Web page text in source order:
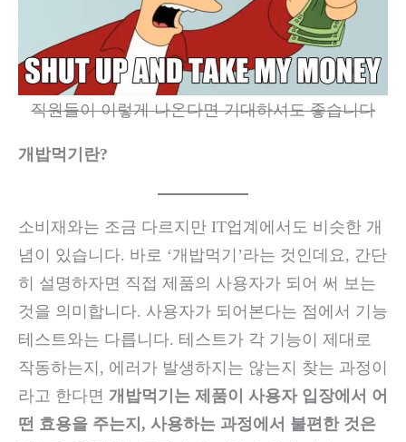
직원들이 이렇게 나온다면 기대하셔도 좋습니다
개밥먹기란?
소비재와는 조금 다르지만 IT업계에서도 비슷한 개
념이 있습니다. 바로 ‘개밥먹기’라는 것인데요, 간단
히 설명하자면 직접 제품의 사용자가 되어 써 보는
것을 의미합니다. 사용자가 되어본다는 점에서 기능
테스트와는 다릅니다. 테스트가 각 기능이 제대로
작동하는지, 에러가 발생하지는 않는지 찾는 과정이
라고 한다면 개밥먹기는 제품이 사용자 입장에서 어
떤 효용을 주는지, 사용하는 과정에서 불편한 것은